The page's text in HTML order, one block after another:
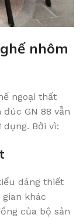
nhôm
ngoại thất
GN 88 vẫn
Bởi vì:
dáng thiết
khác
của bộ sản